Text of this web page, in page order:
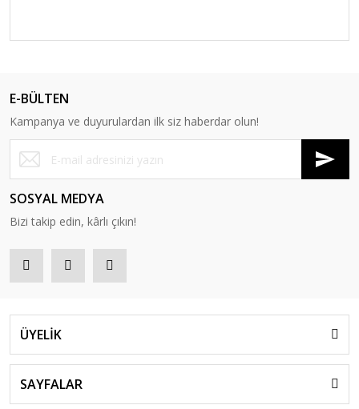
E-BÜLTEN
Kampanya ve duyurulardan ilk siz haberdar olun!
SOSYAL MEDYA
Bizi takip edin, kârlı çıkın!
ÜYELİK
SAYFALAR